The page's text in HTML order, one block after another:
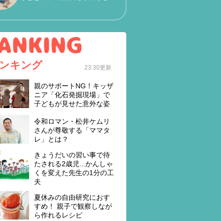
キング 23:30更新
親のサポートNG！キッザ
ニア「化石発掘現場」で
子どもが見せた意外な姿
令和ロマン・松井ケムリ
さんが尊敬する「ママタ
レ」とは？
きょうだいの習い事で待
たされる2歳児...かんしゃ
くを変えた先生の1分の工
夫
夏休みの自由研究におす
すめ！ 親子で観察しなが
ら作れるレシピ